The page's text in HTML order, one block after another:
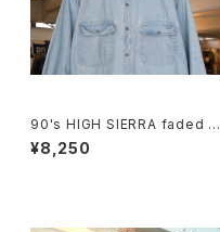
90's HIGH SIERRA faded in
digo denim Shirt
¥8,250